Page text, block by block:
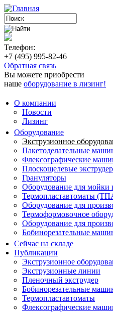
Телефон:
+7 (495) 995-82-46
Обратная связь
Вы можете приобрести
наше оборудование в лизинг!
О компании
Новости
Лизинг
Оборудование
Экструзионное
Пакетоделательные
Флексографические
Плоскощелевые
Грануляторы
Оборудование для мойки
Термопластавтоматы
Оборудование для
Термоформовочное
Оборудование для
Бобинорезательные
Сейчас на складе
Публикации
Экструзионное
Экструзионные линии
Пленочный экструдер
Бобинорезательные
Термопластавтоматы
Флексографические